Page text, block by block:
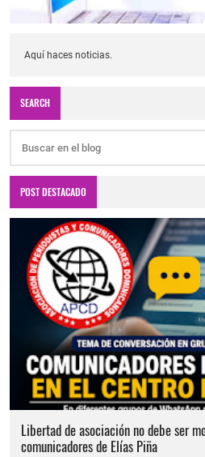
Aquí haces noticias.
SEARCH
POST DESTACADO
Libertad de asociación no debe ser
comunicadores de Elías Piña